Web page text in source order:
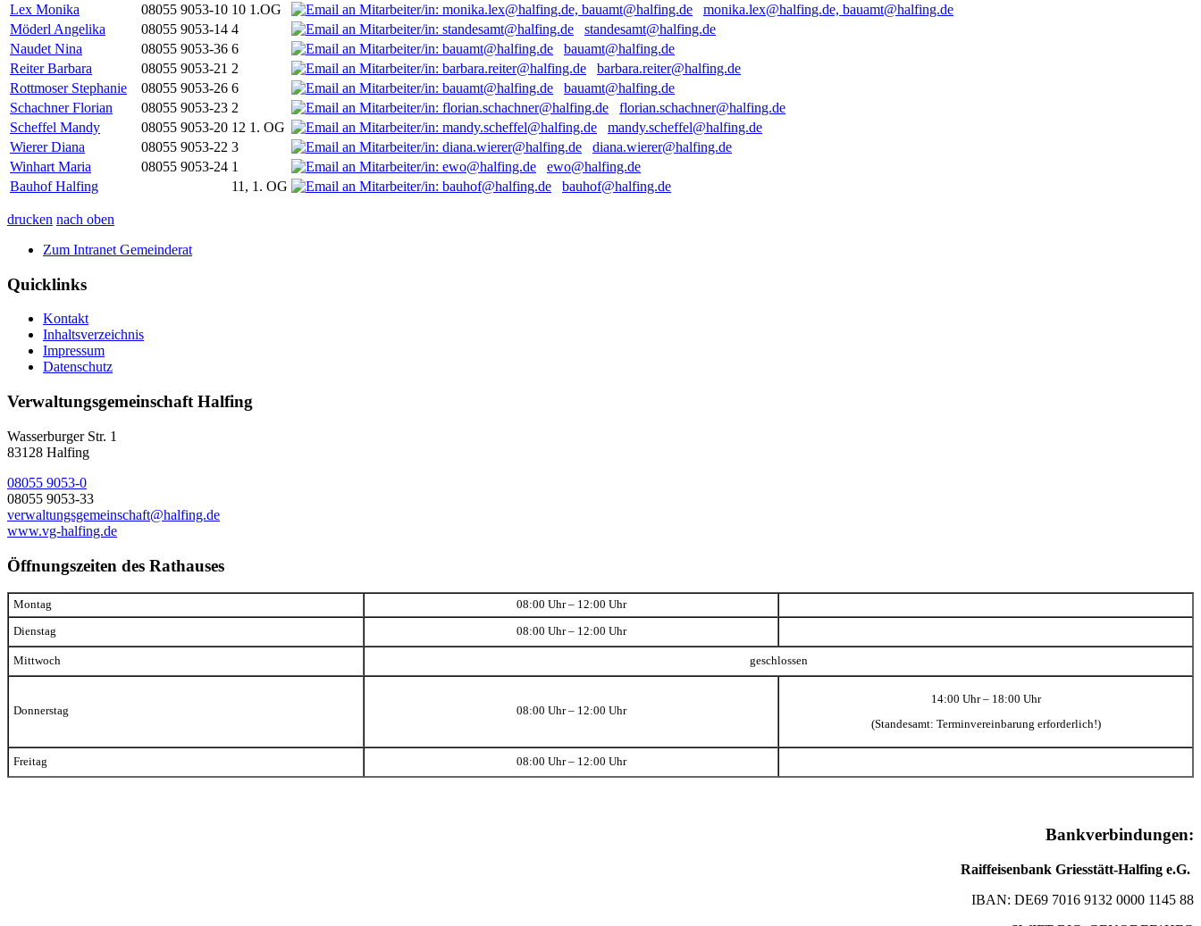
Lex Monika
08055 9053-10 10 1.OG
monika.lex@halfing.de, bauamt@halfing.de
Möderl Angelika
08055 9053-14 4
standesamt@halfing.de
Naudet Nina
08055 9053-36 6
bauamt@halfing.de
Reiter Barbara
08055 9053-21 2
barbara.reiter@halfing.de
Rottmoser Stephanie
08055 9053-26 6
bauamt@halfing.de
Schachner Florian
08055 9053-23 2
florian.schachner@halfing.de
Scheffel Mandy
08055 9053-20 12 1. OG
mandy.scheffel@halfing.de
Wierer Diana
08055 9053-22 3
diana.wierer@halfing.de
Winhart Maria
08055 9053-24 1
ewo@halfing.de
Bauhof Halfing
11, 1. OG bauhof@halfing.de
drucken nach oben
Zum Intranet Gemeinderat
Quicklinks
Kontakt
Inhaltsverzeichnis
Impressum
Datenschutz
Verwaltungsgemeinschaft Halfing
Wasserburger Str. 1
83128 Halfing
08055 9053-0
08055 9053-33
verwaltungsgemeinschaft@halfing.de
www.vg-halfing.de
Öffnungszeiten des Rathauses
Montag 08:00 Uhr – 12:00 Uhr
Dienstag 08:00 Uhr – 12:00 Uhr
Mittwoch geschlossen
Donnerstag 08:00 Uhr – 12:00 Uhr
14:00 Uhr – 18:00 Uhr
(Standesamt: Terminvereinbarung erforderlich!)
Freitag 08:00 Uhr – 12:00 Uhr
Bankverbindungen:
Raiffeisenbank Griesstätt-Halfing e.G.
IBAN: DE69 7016 9132 0000 1145 88